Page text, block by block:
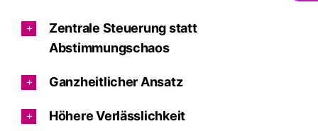
Zentrale Steuerung statt
Abstimmungschaos
Ganzheitlicher Ansatz
Höhere Verlässlichkeit